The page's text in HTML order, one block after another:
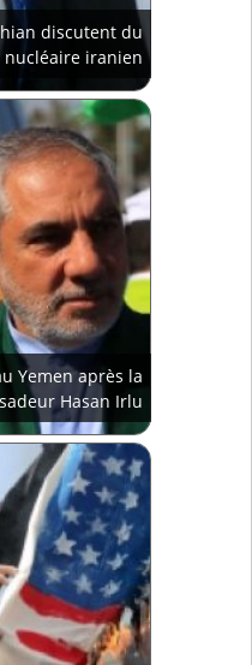
discutent du
nucléaire iranien
Yemen après la
Hasan Irlu